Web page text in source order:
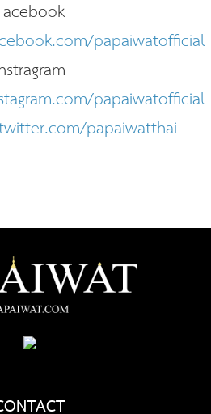
papaiwatofficial
papaiwatofficial
papaiwatthai